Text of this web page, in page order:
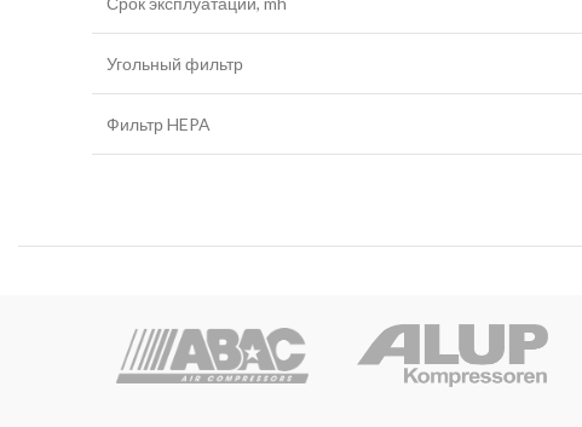
Угольный фильтр
Фильтр HEPA